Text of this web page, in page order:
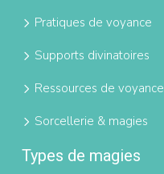
Pratiques de voyance
Supports divinatoires
Ressources de voyance
Sorcellerie & magies
Types de magies